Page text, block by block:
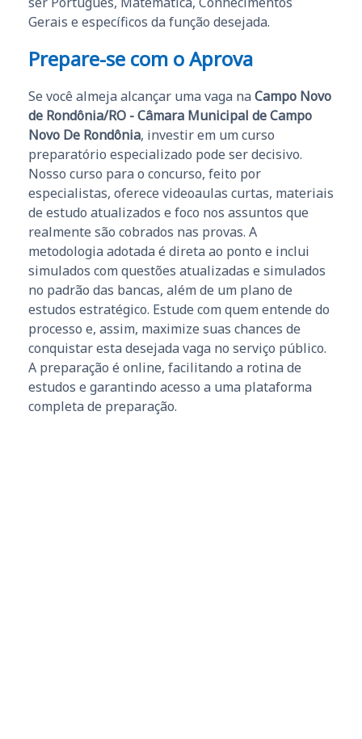
Gerais e específicos da função desejada.
Prepare-se com o Aprova
Se você almeja alcançar uma vaga na Campo Novo
de Rondônia/RO - Câmara Municipal de Campo
Novo De Rondônia, investir em um curso
preparatório especializado pode ser decisivo.
Nosso curso para o concurso, feito por
especialistas, oferece videoaulas curtas, materiais
de estudo atualizados e foco nos assuntos que
realmente são cobrados nas provas. A
metodologia adotada é direta ao ponto e inclui
simulados com questões atualizadas e simulados
no padrão das bancas, além de um plano de
estudos estratégico. Estude com quem entende do
processo e, assim, maximize suas chances de
conquistar esta desejada vaga no serviço público.
A preparação é online, facilitando a rotina de
estudos e garantindo acesso a uma plataforma
completa de preparação.